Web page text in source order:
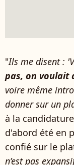
"Ils me disent :
pas, on voulait
voire même
donner sur un
à la
d'abord été en
confié sur le
n’est pas